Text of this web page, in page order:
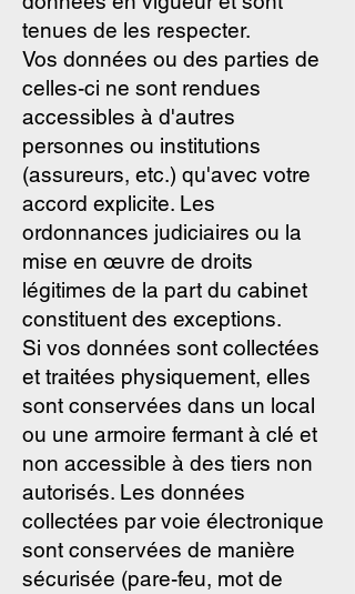
tenues de les respecter.
Vos données ou des parties de
celles-ci ne sont rendues
accessibles à d'autres
personnes ou institutions
(assureurs, etc.) qu'avec votre
accord explicite. Les
ordonnances judiciaires ou la
mise en œuvre de droits
légitimes de la part du cabinet
constituent des exceptions.
Si vos données sont collectées
et traitées physiquement, elles
sont conservées dans un local
ou une armoire fermant à clé et
non accessible à des tiers non
autorisés. Les données
collectées par voie électronique
sont conservées de manière
sécurisée (pare-feu, mot de